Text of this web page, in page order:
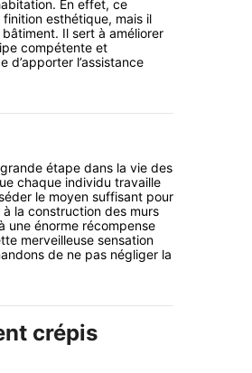
En effet, ce
esthétique, mais il
Il sert à améliorer
compétente et
l’assistance
étape dans la vie des
chaque individu travaille
le moyen suffisant pour
la construction des murs
une énorme récompense
merveilleuse sensation
de ne pas négliger la
crépis